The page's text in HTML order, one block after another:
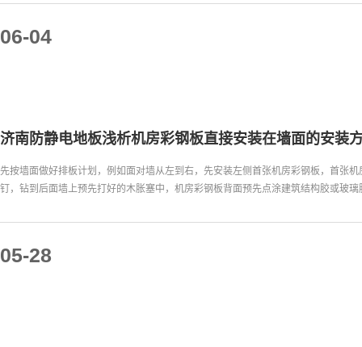
06-04
济南防静电地板浅析机房彩钢板直接安装在墙面的安装
先按墙面做好排板计划，例如面对墙从左到右，先安装左侧首张机房彩钢板，首张
钉，钻到后面墙上预先打好的木胀塞中，机房彩钢板背面预先点涂建筑结构胶或玻
05-28